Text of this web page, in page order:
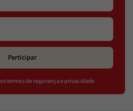
Participar
termos de segurança e privacidade